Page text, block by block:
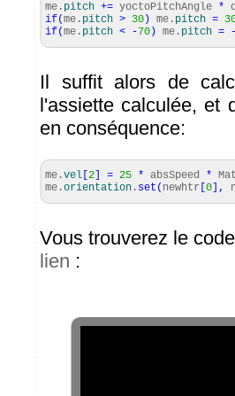
me. pitch += yoctoPitchAngle *
if(me. pitch > 30 ) me. pitch =
if(me. pitch < -70 ) me. pitch = -
Il suffit alors de
l'assiette calculée, et
en conséquence:
me.vel 2 = 25 * absSpeed *
me.orientation . set ( newhtr 0 ,
Vous trouverez le
lien :